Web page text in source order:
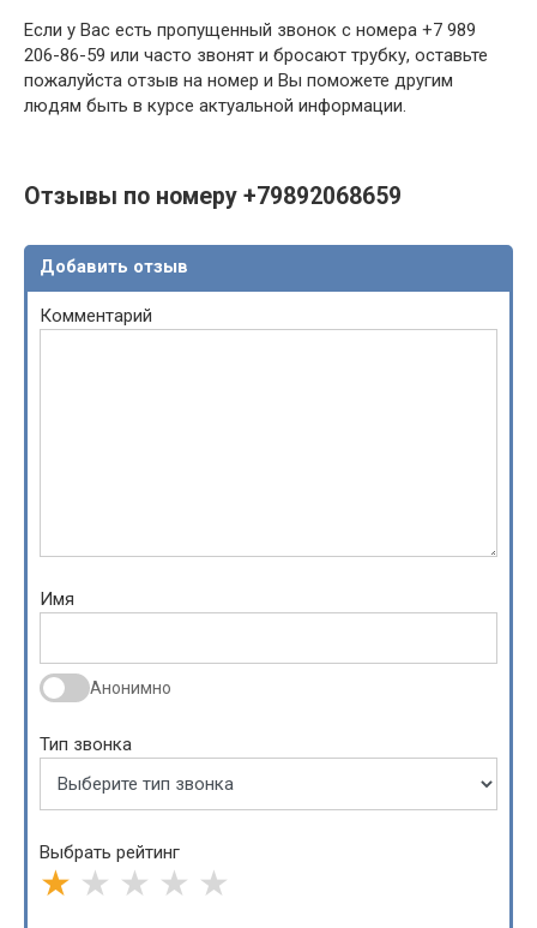
Если у Вас есть пропущенный звонок с номера +7 989
206-86-59 или часто звонят и бросают трубку, оставьте
пожалуйста отзыв на номер и Вы поможете другим
людям быть в курсе актуальной информации.
Отзывы по номеру +79892068659
Добавить отзыв
Комментарий
Имя
Анонимно
Тип звонка
Выбрать рейтинг
★ ★ ★ ★ ★